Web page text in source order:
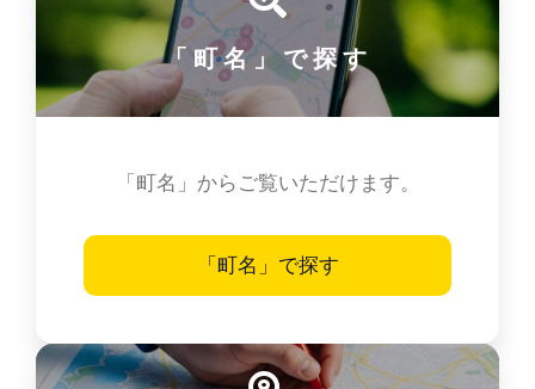
「町名」で探す
「町名」からご覧いただけます。
「町名」で探す